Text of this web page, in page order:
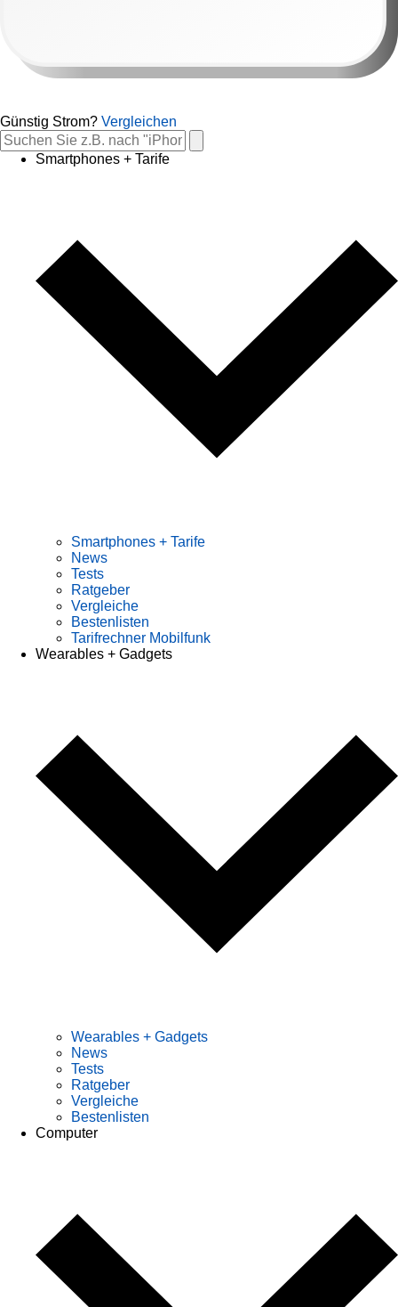
Günstig Strom? Vergleichen
Smartphones + Tarife
Smartphones + Tarife
News
Tests
Ratgeber
Vergleiche
Bestenlisten
Tarifrechner Mobilfunk
Wearables + Gadgets
Wearables + Gadgets
News
Tests
Ratgeber
Vergleiche
Bestenlisten
Computer